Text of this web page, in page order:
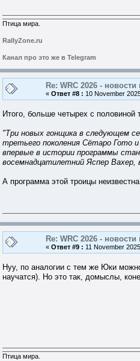
Птица мира.
RallyZone.ru
Канал про это же в Telegram
Re: WRC 2026 - новости
« Ответ #8 : 10 November
Итого, больше четырех с половиной
"Три новых гонщика в следующем
третьего поколения Сётаро Гото
впервые в истории программы
восемнадцатилетний Яспер
А программа этой троицы
Re: WRC 2026 - новости
« Ответ #9 : 11 November
Нуу, по аналогии с тем же Юки
научатся). Но это так, домыслы,
Птица мира.